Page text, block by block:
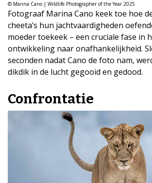
© Marina Cano | Wildlife Photographer of the Year 2025
Fotograaf Marina Cano keek toe hoe
cheeta’s hun jachtvaardigheden
moeder toekeek – een cruciale fase in
ontwikkeling naar onafhankelijkheid.
seconden nadat Cano de foto nam,
dikdik in de lucht gegooid en gedood.
Confrontatie